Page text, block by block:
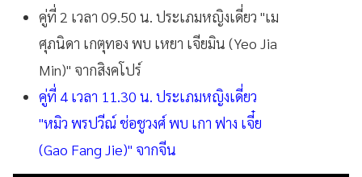
คู่ที่ 2 เวลา 09.50 น. ประเภมหญิงเดี่ยว "เม
ศุภนิดา เกตุทอง พบ เหยา เจียมิน (Yeo Jia
Min)" จากสิงคโปร์
คู่ที่ 4 เวลา 11.30 น. ประเภมหญิงเดี่ยว
"หมิว พรปวีณ์ ช่อชูวงศ์ พบ เกา ฟาง เจี๋ย
(Gao Fang Jie)" จากจีน